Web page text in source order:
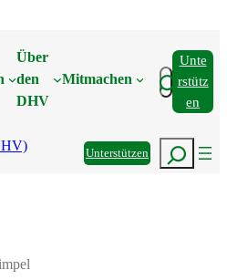
Über
den
DHV
Mitmachen Suchen
Unte
Rstütz
En
UnterstützenSuchen